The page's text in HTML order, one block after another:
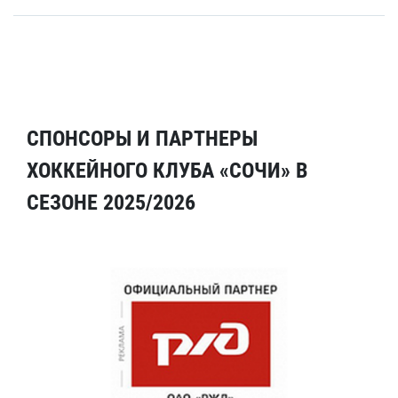
СПОНСОРЫ И ПАРТНЕРЫ
ХОККЕЙНОГО КЛУБА «СОЧИ» В
СЕЗОНЕ 2025/2026